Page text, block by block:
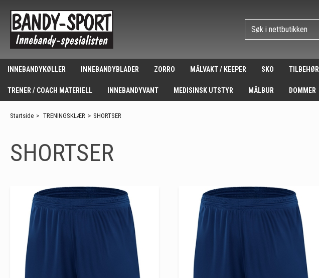
INNEBANDYKØLLER INNEBANDYBLADER ZORRO MÅLVAKT / KEEPER SKO TILBEHØR
TRENER / COACH MATERIELL INNEBANDYVANT MEDISINSK UTSTYR MÅLBUR DOMMER
Startside > TRENINGSKLÆR > SHORTSER
SHORTSER